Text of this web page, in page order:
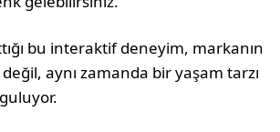
bu interaktif deneyim, markanın
aynı zamanda bir yaşam tarzı